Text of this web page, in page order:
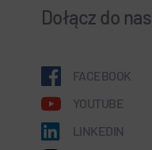
Dołącz do nas
FACEBOOK
YOUTUBE
LINKEDIN